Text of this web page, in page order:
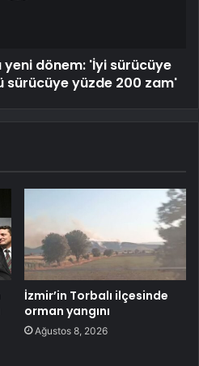
dönem: 'İyi sürücüye
sürücüye yüzde 200 zam'
İzmir’in Torbalı ilçesinde
orman yangını
Ağustos 8, 2026